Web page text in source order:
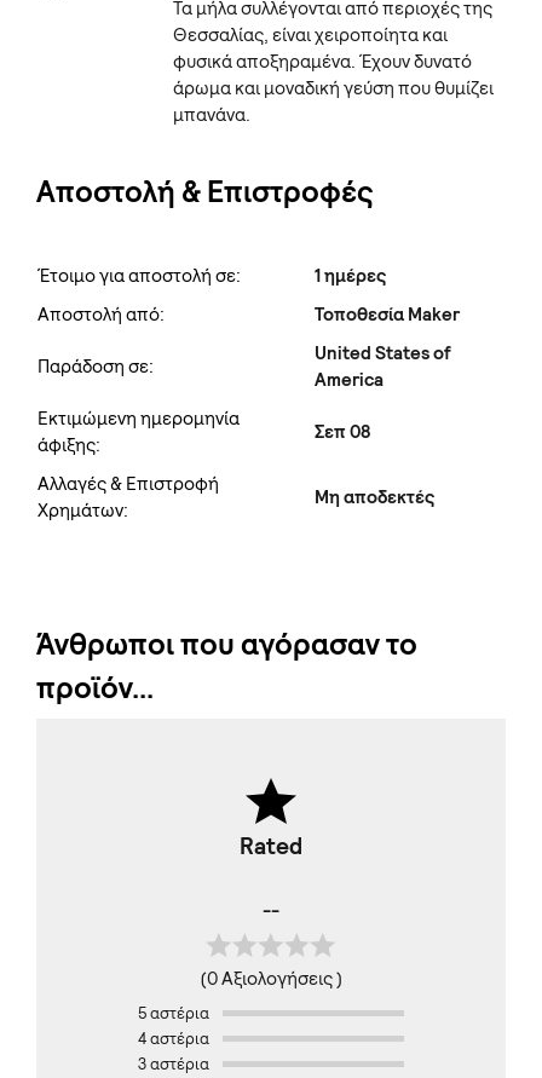
Τα μήλα συλλέγονται από περιοχές της
Θεσσαλίας, είναι χειροποίητα και
φυσικά αποξηραμένα. Έχουν δυνατό
άρωμα και μοναδική γεύση που θυμίζει
μπανάνα.
Αποστολή & Επιστροφές
Έτοιμο για αποστολή σε:
1 ημέρες
Αποστολή από:
Τοποθεσία Maker
Παράδοση σε:
United States of
America
Εκτιμώμενη ημερομηνία
άφιξης:
Σεπ 08
Αλλαγές & Επιστροφή
Χρημάτων:
Μη αποδεκτές
Άνθρωποι που αγόρασαν το
προϊόν...
Rated
--
(0 Αξιολογήσεις )
5 αστέρια
4 αστέρια
3 αστέρια